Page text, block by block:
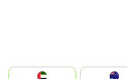
الإمارات العربية المتحدة